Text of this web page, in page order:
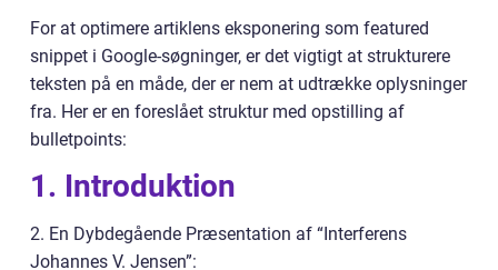
For at optimere artiklens eksponering som featured
snippet i Google-søgninger, er det vigtigt at strukturere
teksten på en måde, der er nem at udtrække oplysninger
fra. Her er en foreslået struktur med opstilling af
bulletpoints:
1. Introduktion
2. En Dybdegående Præsentation af “Interferens
Johannes V. Jensen”: